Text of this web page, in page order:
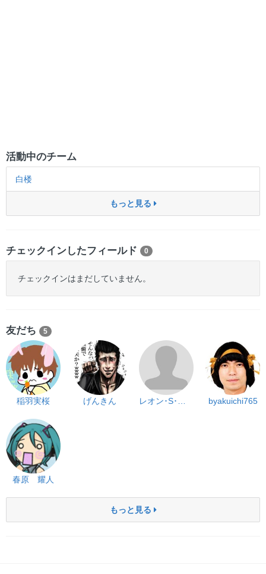
活動中のチーム
白楼
もっと見る
チェックインしたフィールド 0
チェックインはまだしていません。
友だち 5
稲羽実桜 げんきん byakuichi765
春原 耀人
もっと見る